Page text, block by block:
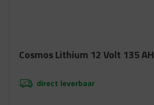
Cosmos Lithium 12 Volt 135 AH
direct leverbaar